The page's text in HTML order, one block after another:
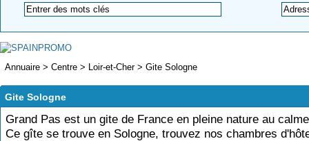
Annuaire > Centre > Loir-et-Cher> Gite Sologne
Gite Sologne
Grand Pas est un gite de France en pleine nature au
Ce gîte se trouve en Sologne, trouvez nos chambres